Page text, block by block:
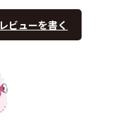
レビューを書く